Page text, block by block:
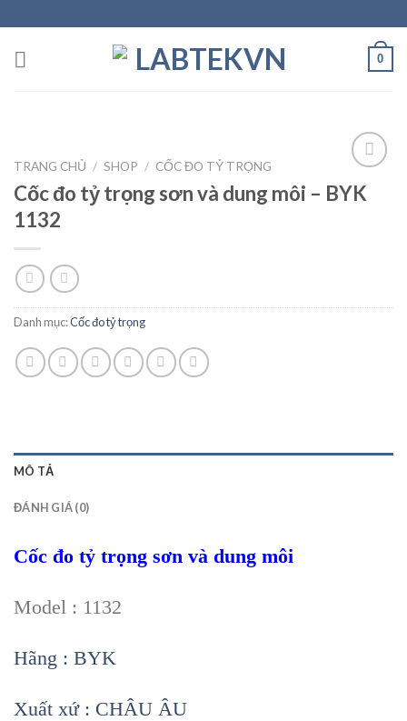
to
content
0
TRANG CHỦ / SHOP / CỐC ĐO TỶ TRỌNG
Cốc đo tỷ trọng sơn và dung môi – BYK
1132
Danh mục:Cốc đo tỷ trọng
MÔ TẢ
ĐÁNH GIÁ (0)
Cốc đo tỷ trọng sơn và dung môi
Model : 1132
Hãng : BYK
Xuất xứ : CHÂU ÂU